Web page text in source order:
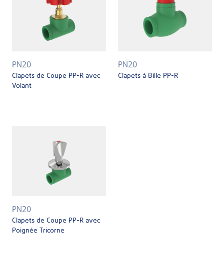
PN20
Clapets de Coupe PP-R avec
Volant
PN20
Clapets à Bille PP-R
PN20
Clapets de Coupe PP-R avec
Poignée Tricorne